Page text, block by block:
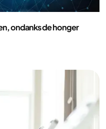
ondanks de honger